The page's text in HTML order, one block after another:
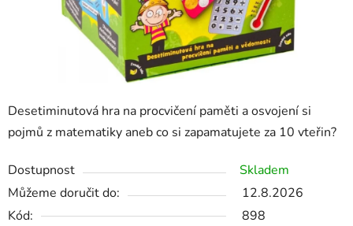
Desetiminutová hra na procvičení paměti a osvojení si
pojmů z matematiky aneb co si zapamatujete za 10 vteřin?
Dostupnost
Skladem
Můžeme doručit do:
12.8.2026
Kód:
898